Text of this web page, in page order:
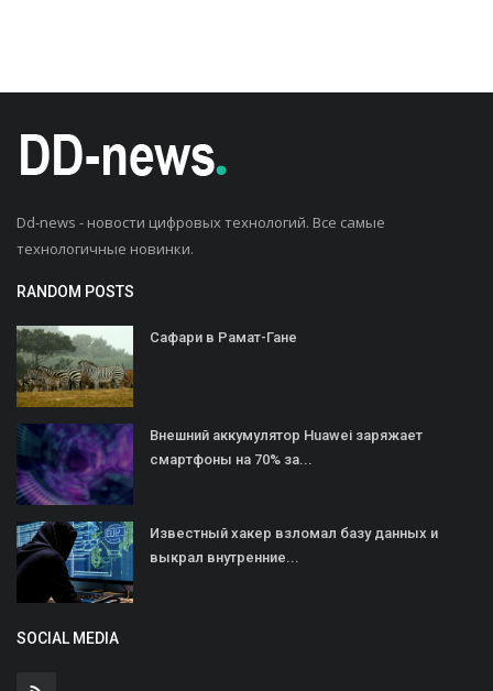
Dd-news - новости цифровых технологий. Все самые
технологичные новинки.
RANDOM POSTS
Сафари в Рамат-Гане
Внешний аккумулятор Huawei заряжает
смартфоны на 70% за...
Известный хакер взломал базу данных и
выкрал внутренние...
SOCIAL MEDIA